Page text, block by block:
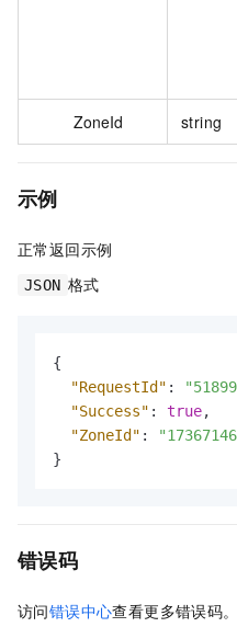
ZoneId string
示例
正常返回示例
JSON 格式
{
"RequestId" :
"Success" : true,
"ZoneId" :
}
错误码
访问错误中心查看更多错误码。